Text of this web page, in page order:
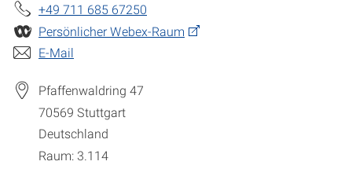
+49 711 685 67250
Persönlicher Webex-Raum
E-Mail
Pfaffenwaldring 47
70569 Stuttgart
Deutschland
Raum: 3.114